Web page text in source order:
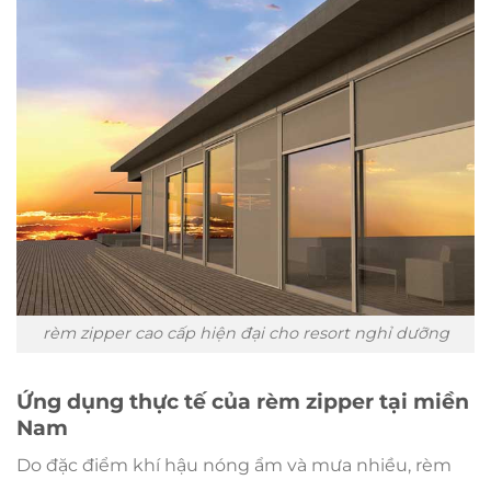
rèm zipper cao cấp hiện đại cho resort nghỉ dưỡng
Ứng dụng thực tế của rèm zipper tại miền
Nam
Do đặc điểm khí hậu nóng ẩm và mưa nhiều, rèm